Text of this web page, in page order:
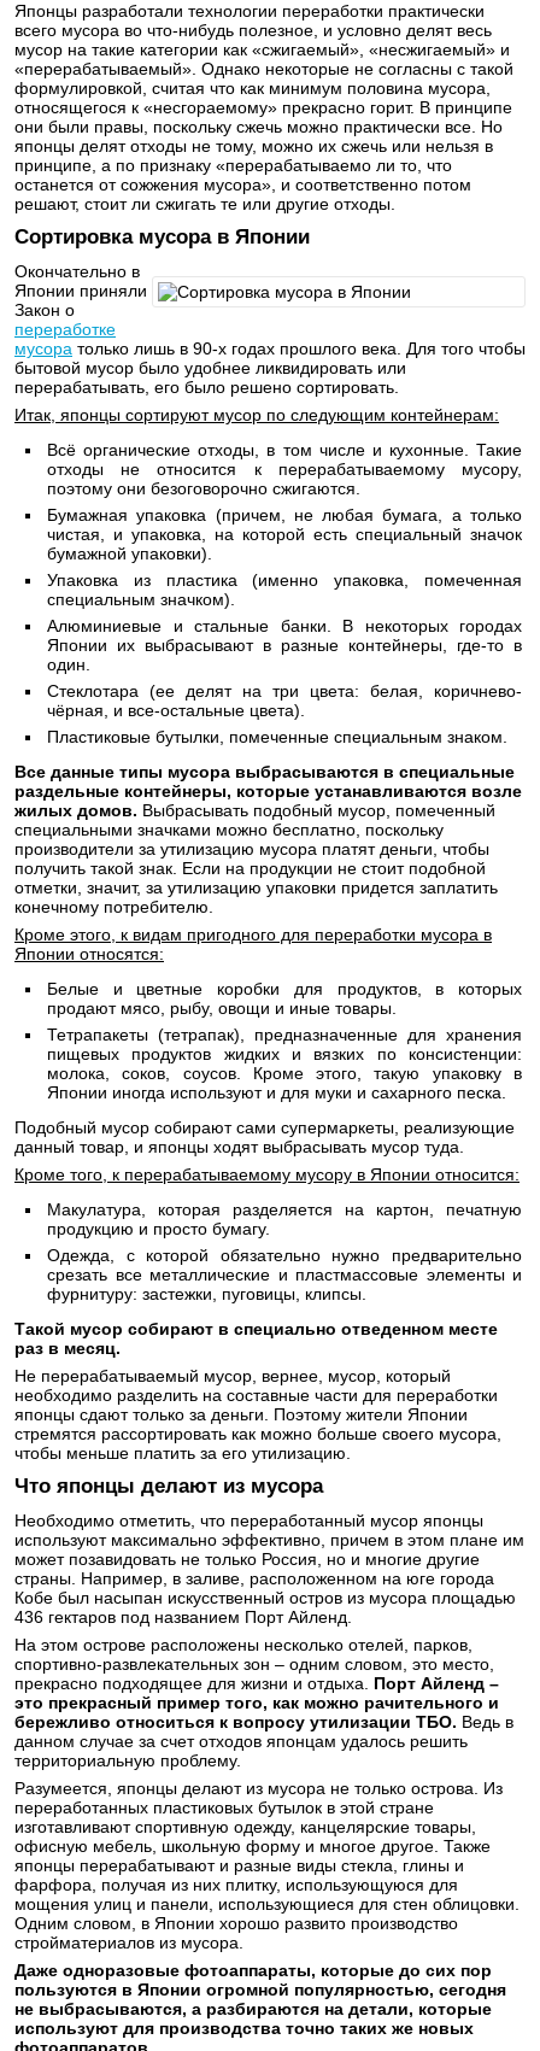
Японцы разработали технологии переработки практически
всего мусора во что-нибудь полезное, и условно делят весь
мусор на такие категории как «сжигаемый», «несжигаемый» и
«перерабатываемый». Однако некоторые не согласны с такой
формулировкой, считая что как минимум половина мусора,
относящегося к «несгораемому» прекрасно горит. В принципе
они были правы, поскольку сжечь можно практически все. Но
японцы делят отходы не тому, можно их сжечь или нельзя в
принципе, а по признаку «перерабатываемо ли то, что
останется от сожжения мусора», и соответственно потом
решают, стоит ли сжигать те или другие отходы.
Сортировка мусора в Японии
Окончательно в
Японии приняли
Закон о
переработке
мусора только лишь в 90-х годах прошлого века. Для того чтобы
бытовой мусор было удобнее ликвидировать или
перерабатывать, его было решено сортировать.
Итак, японцы сортируют мусор по следующим контейнерам:
Всё органические отходы, в том числе и кухонные. Такие
отходы не относится к перерабатываемому мусору,
поэтому они безоговорочно сжигаются.
Бумажная упаковка (причем, не любая бумага, а только
чистая, и упаковка, на которой есть специальный значок
бумажной упаковки).
Упаковка из пластика (именно упаковка, помеченная
специальным значком).
Алюминиевые и стальные банки. В некоторых городах
Японии их выбрасывают в разные контейнеры, где-то в
один.
Стеклотара (ее делят на три цвета: белая, коричнево-
чёрная, и все-остальные цвета).
Пластиковые бутылки, помеченные специальным знаком.
Все данные типы мусора выбрасываются в специальные
раздельные контейнеры, которые устанавливаются возле
жилых домов. Выбрасывать подобный мусор, помеченный
специальными значками можно бесплатно, поскольку
производители за утилизацию мусора платят деньги, чтобы
получить такой знак. Если на продукции не стоит подобной
отметки, значит, за утилизацию упаковки придется заплатить
конечному потребителю.
Кроме этого, к видам пригодного для переработки мусора в
Японии относятся:
Белые и цветные коробки для продуктов, в которых
продают мясо, рыбу, овощи и иные товары.
Тетрапакеты (тетрапак), предназначенные для хранения
пищевых продуктов жидких и вязких по консистенции:
молока, соков, соусов. Кроме этого, такую упаковку в
Японии иногда используют и для муки и сахарного песка.
Подобный мусор собирают сами супермаркеты, реализующие
данный товар, и японцы ходят выбрасывать мусор туда.
Кроме того, к перерабатываемому мусору в Японии относится:
Макулатура, которая разделяется на картон, печатную
продукцию и просто бумагу.
Одежда, с которой обязательно нужно предварительно
срезать все металлические и пластмассовые элементы и
фурнитуру: застежки, пуговицы, клипсы.
Такой мусор собирают в специально отведенном месте
раз в месяц.
Не перерабатываемый мусор, вернее, мусор, который
необходимо разделить на составные части для переработки
японцы сдают только за деньги. Поэтому жители Японии
стремятся рассортировать как можно больше своего мусора,
чтобы меньше платить за его утилизацию.
Что японцы делают из мусора
Необходимо отметить, что переработанный мусор японцы
используют максимально эффективно, причем в этом плане им
может позавидовать не только Россия, но и многие другие
страны. Например, в заливе, расположенном на юге города
Кобе был насыпан искусственный остров из мусора площадью
436 гектаров под названием Порт Айленд.
На этом острове расположены несколько отелей, парков,
спортивно-развлекательных зон – одним словом, это место,
прекрасно подходящее для жизни и отдыха. Порт Айленд –
это прекрасный пример того, как можно рачительного и
бережливо относиться к вопросу утилизации ТБО. Ведь в
данном случае за счет отходов японцам удалось решить
территориальную проблему.
Разумеется, японцы делают из мусора не только острова. Из
переработанных пластиковых бутылок в этой стране
изготавливают спортивную одежду, канцелярские товары,
офисную мебель, школьную форму и многое другое. Также
японцы перерабатывают и разные виды стекла, глины и
фарфора, получая из них плитку, использующуюся для
мощения улиц и панели, использующиеся для стен облицовки.
Одним словом, в Японии хорошо развито производство
стройматериалов из мусора.
Даже одноразовые фотоаппараты, которые до сих пор
пользуются в Японии огромной популярностью, сегодня
не выбрасываются, а разбираются на детали, которые
используют для производства точно таких же новых